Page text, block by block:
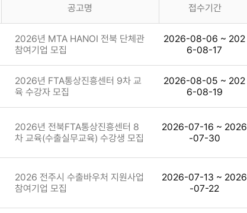
공고명 접수기간
2026년 MTA HANOI 전북 단체관
참여기업 모집
2026-08-06 ~ 202
6-08-17
2026년 FTA통상진흥센터 9차 교
육 수강자 모집
2026-08-05 ~ 202
6-08-19
2026년 전북FTA통상진흥센터 8
차 교육(수출실무교육) 수강생 모집
2026-07-16 ~ 2026
-07-30
2026 전주시 수출바우처 지원사업
참여기업 모집
2026-07-13 ~ 2026
-07-22